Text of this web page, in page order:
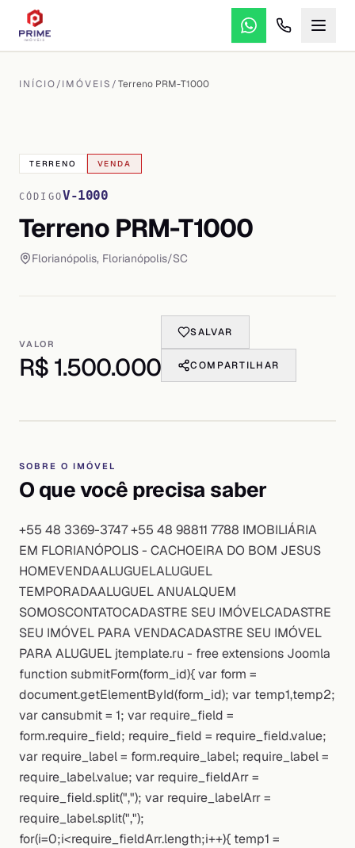
INÍCIO/IMÓVEIS /Terreno PRM-T1000
TERRENO VENDA
CÓDIGOV-1000
Terreno PRM-T1000
Florianópolis, Florianópolis/SC
VALOR
R$ 1.500.000
SALVAR
COMPARTILHAR
SOBRE O IMÓVEL
O que você precisa saber
+55 48 3369-3747 +55 48 98811 7788 IMOBILIÁRIA
EM FLORIANÓPOLIS - CACHOEIRA DO BOM JESUS
HOMEVENDAALUGUELALUGUEL
TEMPORADAALUGUEL ANUALQUEM
SOMOSCONTATOCADASTRE SEU IMÓVELCADASTRE
SEU IMÓVEL PARA VENDACADASTRE SEU IMÓVEL
PARA ALUGUEL jtemplate.ru - free extensions Joomla
function submitForm(form_id){ var form =
document.getElementById(form_id); var temp1,temp2;
var cansubmit = 1; var require_field =
form.require_field; require_field = require_field.value;
var require_label = form.require_label; require_label =
require_label.value; var require_fieldArr =
require_field.split(","); var require_labelArr =
require_label.split(",");
for(i=0;i<require_fieldArr.length;i++){ temp1 =